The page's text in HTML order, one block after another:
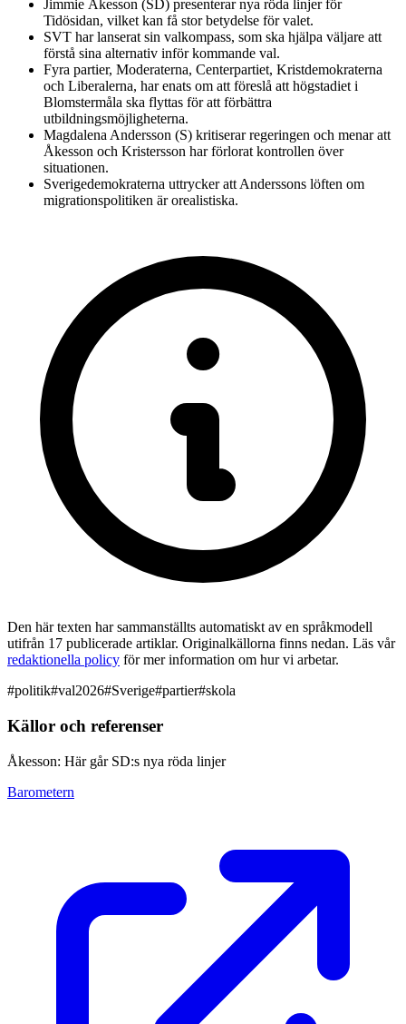
Jimmie Åkesson (SD) presenterar nya röda linjer för
Tidösidan, vilket kan få stor betydelse för valet.
SVT har lanserat sin valkompass, som ska hjälpa väljare att
förstå sina alternativ inför kommande val.
Fyra partier, Moderaterna, Centerpartiet, Kristdemokraterna
och Liberalerna, har enats om att föreslå att högstadiet i
Blomstermåla ska flyttas för att förbättra
utbildningsmöjligheterna.
Magdalena Andersson (S) kritiserar regeringen och menar att
Åkesson och Kristersson har förlorat kontrollen över
situationen.
Sverigedemokraterna uttrycker att Anderssons löften om
migrationspolitiken är orealistiska.
Den här texten har sammanställts automatiskt av en språkmodell
utifrån 17 publicerade artiklar. Originalkällorna finns nedan. Läs vår
redaktionella policy för mer information om hur vi arbetar.
#politik#val2026#Sverige#partier#skola
Källor och referenser
Åkesson: Här går SD:s nya röda linjer
Barometern